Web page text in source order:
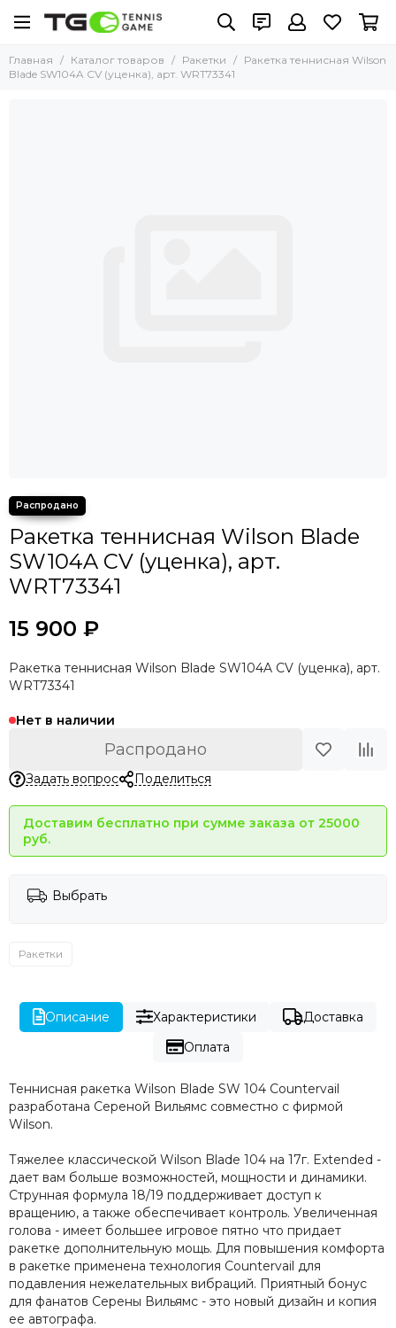
Главная Каталог товаров Ракетки
Ракетка теннисная Wilson
Blade SW104A CV (уценка), арт. WRT73341
Ракетка теннисная Wilson Blade
SW104A CV (уценка), арт.
WRT73341
15 900 ₽
Ракетка теннисная Wilson Blade SW104A CV (уценка), арт.
WRT73341
Нет в наличии
Распродано
Задать вопрос Поделиться
Доставим бесплатно при сумме заказа от 25000
руб.
Выбрать
Ракетки
Описание Характеристики
Доставка
Оплата
Теннисная ракетка Wilson Blade SW 104 Countervail
разработана Сереной Вильямс совместно с фирмой
Wilson.
Тяжелее классической Wilson Blade 104 на 17г. Extended -
дает вам больше возможностей, мощности и динамики.
Струнная формула 18/19 поддерживает доступ к
вращению, а также обеспечивает контроль. Увеличенная
голова - имеет большее игровое пятно что придает
ракетке дополнительную мощь. Для повышения комфорта
в ракетке применена технология Countervail для
подавления нежелательных вибраций. Приятный бонус
для фанатов Серены Вильямс - это новый дизайн и копия
ее автографа.